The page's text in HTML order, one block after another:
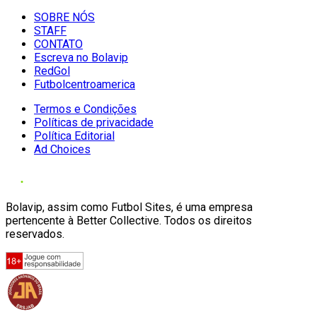
SOBRE NÓS
STAFF
CONTATO
Escreva no Bolavip
RedGol
Futbolcentroamerica
Termos e Condições
Políticas de privacidade
Política Editorial
Ad Choices
Bolavip, assim como Futbol Sites, é uma empresa
pertencente à Better Collective. Todos os direitos
reservados.